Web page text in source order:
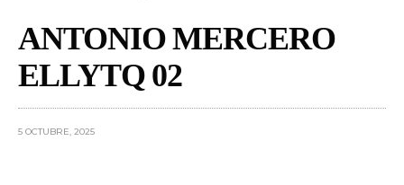
ANTONIO MERCERO
ELLYTQ 02
5 OCTUBRE, 2025